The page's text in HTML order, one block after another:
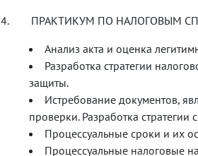
4. ПРАКТИКУМ ПО НАЛОГОВЫМ
Анализ акта и оценка
Разработка стратегии
защиты.
Истребование документов,
проверки. Разработка стратегии
Процессуальные сроки и их
Процессуальные налоговые